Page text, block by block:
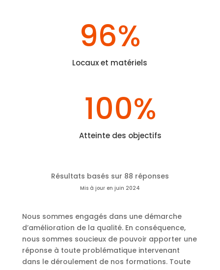
96%
Locaux et matériels
100%
Atteinte des objectifs
Résultats basés sur 88 réponses
Mis à jour en juin 2024
Nous sommes engagés dans une démarche
d’amélioration de la qualité. En conséquence,
nous sommes soucieux de pouvoir apporter une
réponse à toute problématique intervenant
dans le déroulement de nos formations. Toute